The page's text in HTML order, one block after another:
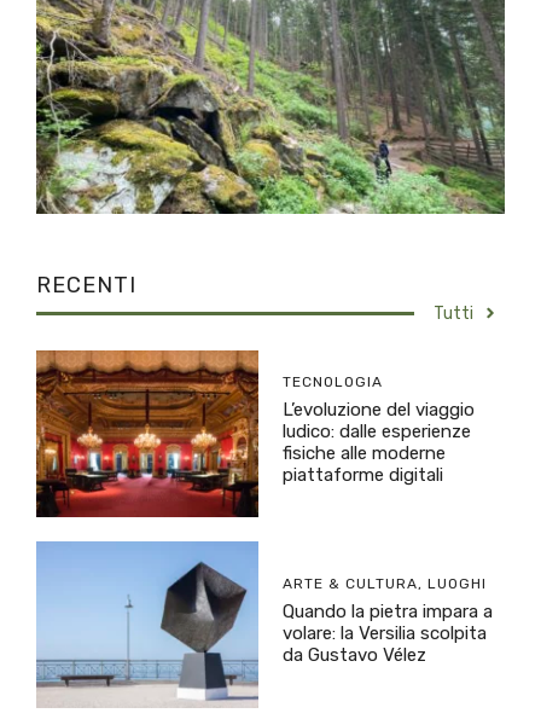
RECENTI
Tutti
TECNOLOGIA
L’evoluzione del viaggio
ludico: dalle esperienze
fisiche alle moderne
piattaforme digitali
ARTE & CULTURA, LUOGHI
Quando la pietra impara a
volare: la Versilia scolpita
da Gustavo Vélez